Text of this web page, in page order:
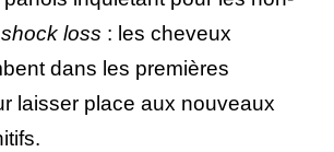
shock loss : les cheveux
dans les premières
laisser place aux nouveaux